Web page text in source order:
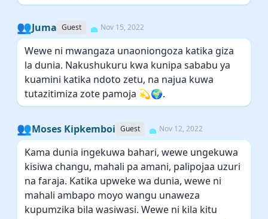
👥Juma Guest Nov 15, 2022
Wewe ni mwangaza unaoniongoza katika giza
la dunia. Nakushukuru kwa kunipa sababu ya
kuamini katika ndoto zetu, na najua kuwa
tutazitimiza zote pamoja 💫🌍.
👥Moses Kipkemboi Guest Nov 12, 2022
Kama dunia ingekuwa bahari, wewe ungekuwa
kisiwa changu, mahali pa amani, palipojaa uzuri
na faraja. Katika upweke wa dunia, wewe ni
mahali ambapo moyo wangu unaweza
kupumzika bila wasiwasi. Wewe ni kila kitu